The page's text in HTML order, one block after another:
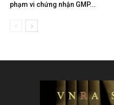
phạm vi chứng nhận GMP...